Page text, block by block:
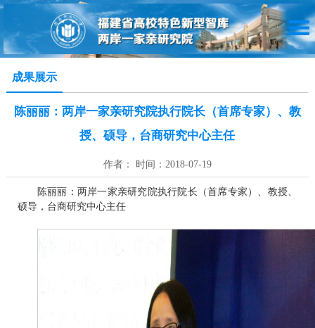
成果展示
陈丽丽：两岸一家亲研究院执行院长（首席专家）、教
授、硕导，台商研究中心主任
作者： 时间：2018-07-19
陈丽丽：两岸一家亲研究院执行院长（首席专家）、教授、
硕导，台商研究中心主任